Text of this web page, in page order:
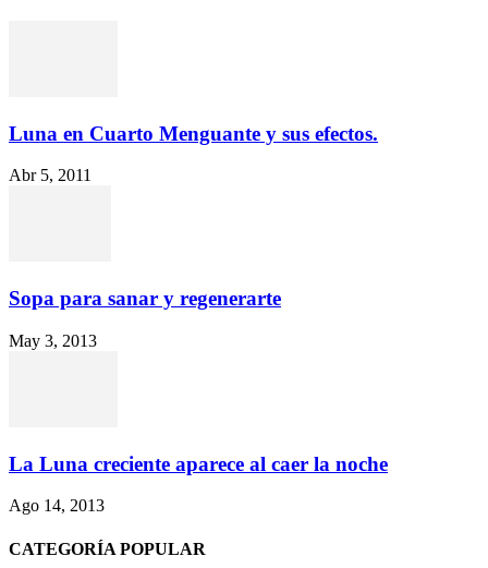
Luna en Cuarto Menguante y sus efectos.
Abr 5, 2011
Sopa para sanar y regenerarte
May 3, 2013
La Luna creciente aparece al caer la noche
Ago 14, 2013
CATEGORÍA POPULAR